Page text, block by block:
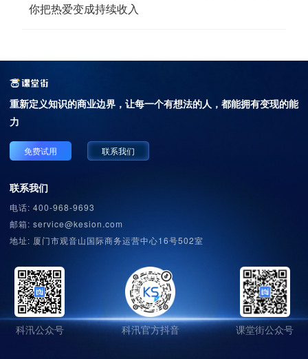
你把热爱变成持续收入
重新定义知识的商业边界， 让每一个有想法的人，都能拥有变现的能
力
免费试用 联系我们
联系我们
电话: 400-968-9693
邮箱: service@kesion.com
地址: 厦门市观音山国际商务运营中心16号502室
科汛公众号 科汛官方抖音 课堂街公众号